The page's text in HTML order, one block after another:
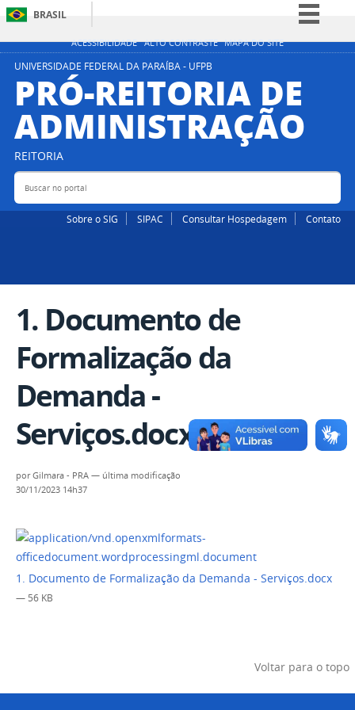
ACESSIBILIDADE ALTO CONTRASTE MAPA DO SITE
BRASIL
Simplifique!
Participe
Acesso à informação
Legislação
UNIVERSIDADE FEDERAL DA PARAÍBA - UFPB
PRÓ-REITORIA DE
ADMINISTRAÇÃO
REITORIA
Buscar no portal
Sobre o SIG SIPAC Consultar Hospedagem Contato
1. Documento de
Formalização da
Demanda -
Serviços.docx
porGilmara - PRA — última modificação
30/11/2023 14h37
1. Documento de Formalização da Demanda - Serviços.docx
— 56 KB
Voltar para o topo